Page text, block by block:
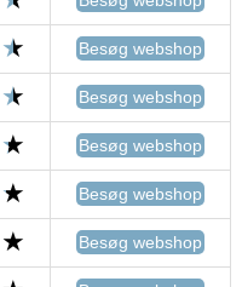
Besøg webshop
Besøg webshop
Besøg webshop
Besøg webshop
Besøg webshop